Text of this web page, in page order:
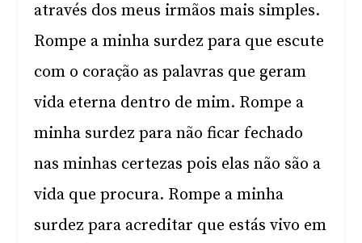
através dos meus irmãos mais simples.
Rompe a minha surdez para que escute
com o coração as palavras que geram
vida eterna dentro de mim. Rompe a
minha surdez para não ficar fechado
nas minhas certezas pois elas não são a
vida que procura. Rompe a minha
surdez para acreditar que estás vivo em